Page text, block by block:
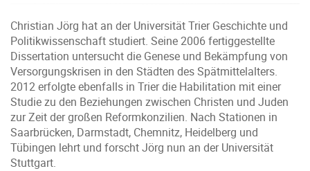
Christian Jörg hat an der Universität Trier Geschichte und
Politikwissenschaft studiert. Seine 2006 fertiggestellte
Dissertation untersucht die Genese und Bekämpfung von
Versorgungskrisen in den Städten des Spätmittelalters.
2012 erfolgte ebenfalls in Trier die Habilitation mit einer
Studie zu den Beziehungen zwischen Christen und Juden
zur Zeit der großen Reformkonzilien. Nach Stationen in
Saarbrücken, Darmstadt, Chemnitz, Heidelberg und
Tübingen lehrt und forscht Jörg nun an der Universität
Stuttgart.